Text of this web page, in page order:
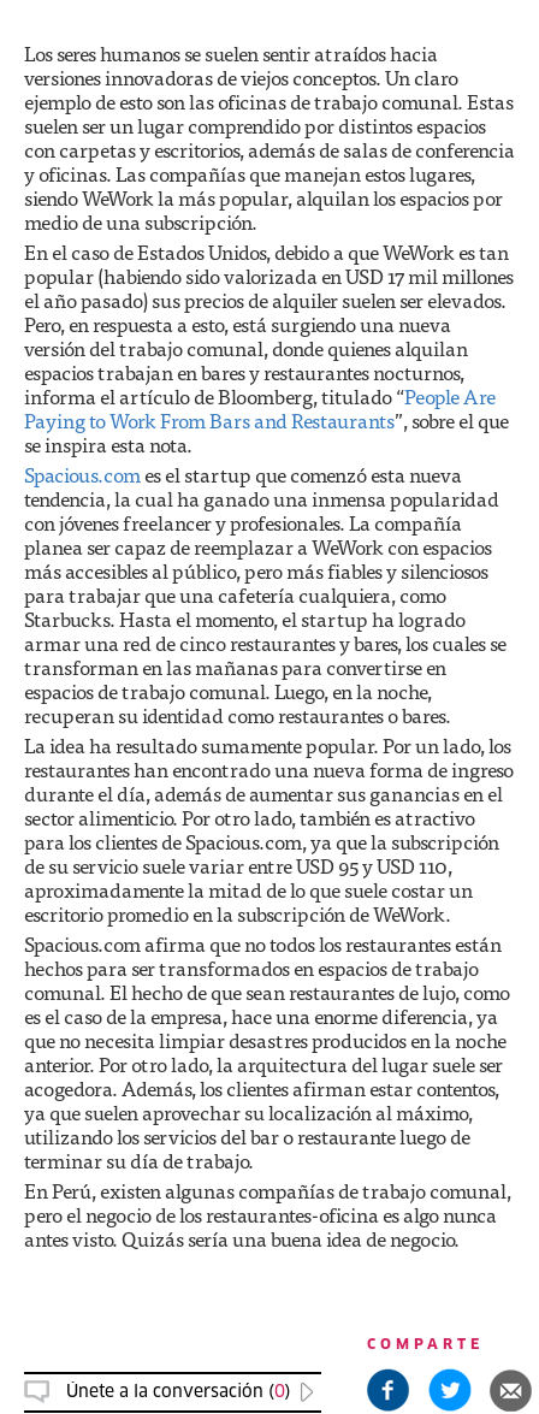
Los seres humanos se suelen sentir atraídos hacia
versiones innovadoras de viejos conceptos. Un claro
ejemplo de esto son las oficinas de trabajo comunal. Estas
suelen ser un lugar comprendido por distintos espacios
con carpetas y escritorios, además de salas de conferencia
y oficinas. Las compañías que manejan estos lugares,
siendo WeWork la más popular, alquilan los espacios por
medio de una subscripción.
En el caso de Estados Unidos, debido a que WeWork es tan
popular (habiendo sido valorizada en USD 17 mil millones
el año pasado) sus precios de alquiler suelen ser elevados.
Pero, en respuesta a esto, está surgiendo una nueva
versión del trabajo comunal, donde quienes alquilan
espacios trabajan en bares y restaurantes nocturnos,
informa el artículo de Bloomberg, titulado “People Are
Paying to Work From Bars and Restaurants”, sobre el que
se inspira esta nota.
Spacious.comes el startup que comenzó esta nueva
tendencia, la cual ha ganado una inmensa popularidad
con jóvenes freelancer y profesionales. La compañía
planea ser capaz de reemplazar a WeWork con espacios
más accesibles al público, pero más fiables y silenciosos
para trabajar que una cafetería cualquiera, como
Starbucks. Hasta el momento, el startup ha logrado
armar una red de cinco restaurantes y bares, los cuales se
transforman en las mañanas para convertirse en
espacios de trabajo comunal. Luego, en la noche,
recuperan su identidad como restaurantes o bares.
La idea ha resultado sumamente popular. Por un lado, los
restaurantes han encontrado una nueva forma de ingreso
durante el día, además de aumentar sus ganancias en el
sector alimenticio. Por otro lado, también es atractivo
para los clientes de Spacious.com, ya que la subscripción
de su servicio suele variar entre USD 95 y USD 110,
aproximadamente la mitad de lo que suele costar un
escritorio promedio en la subscripción de WeWork.
Spacious.com afirma que no todos los restaurantes están
hechos para ser transformados en espacios de trabajo
comunal. El hecho de que sean restaurantes de lujo, como
es el caso de la empresa, hace una enorme diferencia, ya
que no necesita limpiar desastres producidos en la noche
anterior. Por otro lado, la arquitectura del lugar suele ser
acogedora. Además, los clientes afirman estar contentos,
ya que suelen aprovechar su localización al máximo,
utilizando los servicios del bar o restaurante luego de
terminar su día de trabajo.
En Perú, existen algunas compañías de trabajo comunal,
pero el negocio de los restaurantes-oficina es algo nunca
antes visto. Quizás sería una buena idea de negocio.
Únete a la conversación (0)
COMPARTE